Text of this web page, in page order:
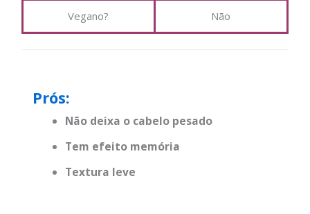
Vegano? Não
Prós:
Não deixa o cabelo pesado
Tem efeito memória
Textura leve